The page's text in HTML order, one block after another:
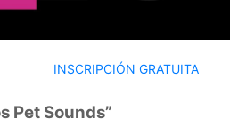
INSCRIPCIÓN GRATUITA
Pet Sounds”